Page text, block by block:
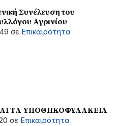
Συνέλευση του
Αγρινίου
σε Επικαιρότητα
ΤΑ ΥΠΟΘΗΚΟΦΥΛΑΚΕΙΑ
σε Επικαιρότητα